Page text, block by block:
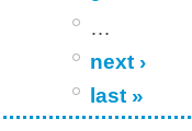
…
next ›
last »